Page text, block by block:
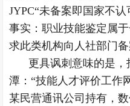
JYPC“未备案即国家不
事实：职业技能鉴定属
求此类机构向人社部门
更具讽刺意味的是
潭：“技能人才评价工作
某民营通讯公司持有，